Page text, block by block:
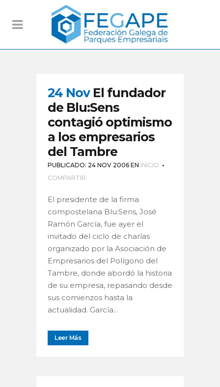
24 Nov El fundador
de Blu:Sens
contagió optimismo
a los empresarios
del Tambre
PUBLICADO: 24 NOV 2006 EN INICIO
COMPARTIR
El presidente de la firma
compostelana Blu:Sens, José
Ramón García, fue ayer el
invitado del ciclo de charlas
organizado por la Asociación de
Empresarios del Polígono del
Tambre, donde abordó la historia
de su empresa, repasando desde
sus comienzos hasta la
actualidad. García...
Leer Más